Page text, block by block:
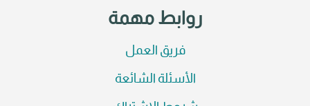
روابط مهمة
فريق العمل
الأسئلة الشائعة